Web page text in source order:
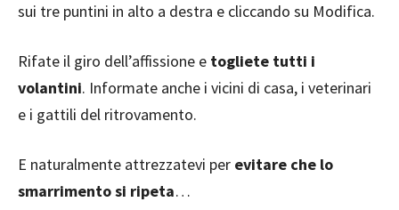
sui tre puntini in alto a destra e cliccando su Modifica.
Rifate il giro dell’affissione e togliete tutti i
volantini. Informate anche i vicini di casa, i veterinari
e i gattili del ritrovamento.
E naturalmente attrezzatevi per evitare che lo
smarrimento si ripeta…